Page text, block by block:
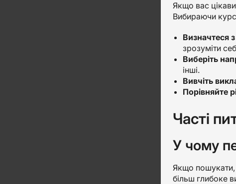
Якщо вас
Вибираючи курс
Визначтеся
зрозуміти
Виберіть
інші.
Вивчіть
Порівняйте
Часті
У чому
Якщо пошукати,
більш глибоке